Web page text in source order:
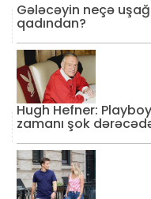
Gələcəyin neçə
qadından?
Hugh Hefner:
zamanı şok